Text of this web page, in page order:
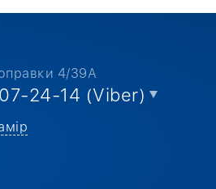
4/39А
24-14 (Viber)